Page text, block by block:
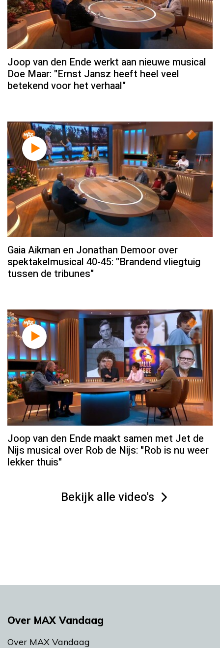
Joop van den Ende werkt aan nieuwe musical
Doe Maar: "Ernst Jansz heeft heel veel
betekend voor het verhaal"
Gaia Aikman en Jonathan Demoor over
spektakelmusical 40-45: "Brandend vliegtuig
tussen de tribunes"
Joop van den Ende maakt samen met Jet de
Nijs musical over Rob de Nijs: "Rob is nu weer
lekker thuis"
Bekijk alle video's
Over MAX Vandaag
Over MAX Vandaag